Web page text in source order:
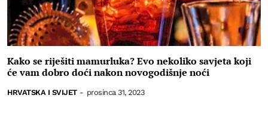
Kako se riješiti mamurluka? Evo nekoliko savjeta koji
će vam dobro doći nakon novogodišnje noći
HRVATSKA I SVIJET - prosinca 31, 2023